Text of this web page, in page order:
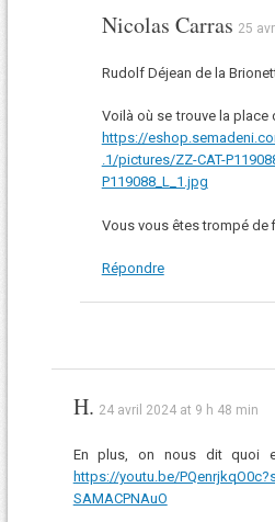
Nicolas Carras 25
Rudolf Déjean de la
Voilà où se trouve la place
https://
.1/pictures/ZZ-CAT-
P119088_L_1.jpg
Vous vous êtes trompé de
Répondre
H. 24 avril 2024 at 9 h 48 min
En plus, on nous dit quoi
https://youtu.be/
SAMACPNAuO